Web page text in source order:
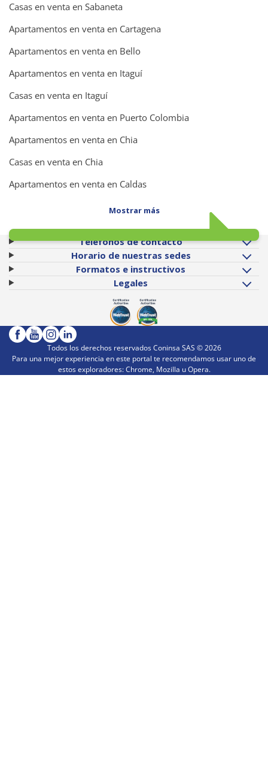
Casas en venta en Sabaneta
Apartamentos en venta en Cartagena
Apartamentos en venta en Bello
Apartamentos en venta en Itaguí
Casas en venta en Itaguí
Apartamentos en venta en Puerto Colombia
Apartamentos en venta en Chia
Casas en venta en Chia
Apartamentos en venta en Caldas
Mostrar más
Teléfonos de contacto
Horario de nuestras sedes
Formatos e instructivos
Legales
Todos los derechos reservados Coninsa SAS ©2026
Para una mejor experiencia en este portal te recomendamos usar uno de
estos exploradores: Chrome, Mozilla u Opera.